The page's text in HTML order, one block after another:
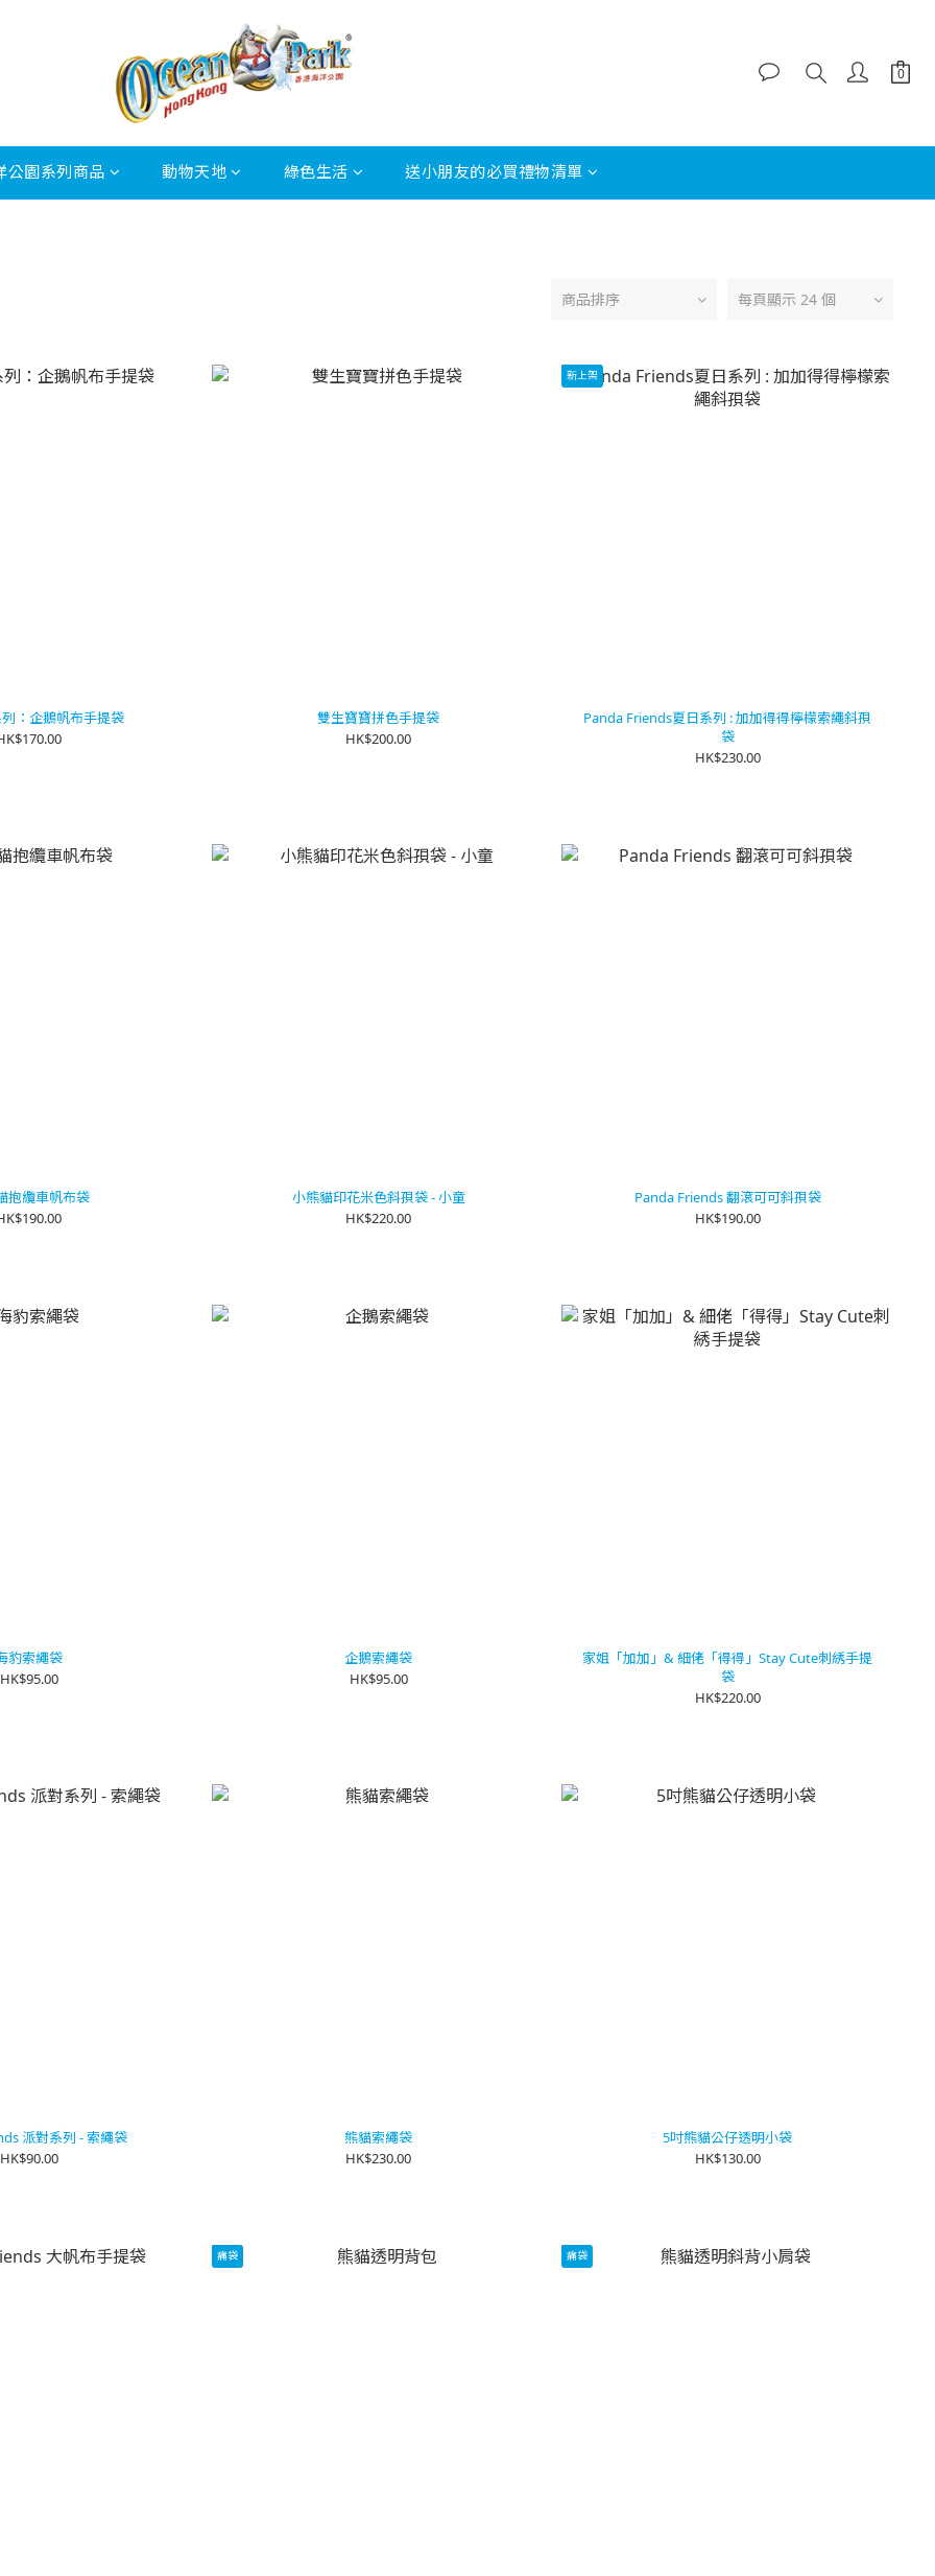
公園系列商品 動物天地 綠色生活 送小朋友的必買禮物清單
商品排序 每頁顯示 24 個
：企鵝帆布手提袋
雙生寶寶拼色手提袋
HK$200.00
新上架
Panda Friends夏日系列 : 加加得得檸檬索繩斜孭
袋
HK$230.00
抱纜車帆布袋
小熊貓印花米色斜孭袋 - 小童
HK$220.00
Panda Friends 翻滾可可斜孭袋
HK$190.00
豹索繩袋
HK$95.00
企鵝索繩袋
HK$95.00
家姐「加加」& 細佬「得得」Stay Cute刺綉手提
袋
HK$220.00
派對系列 - 索繩袋
HK$90.00
熊貓索繩袋
HK$230.00
5吋熊貓公仔透明小袋
HK$130.00
痛袋 痛袋